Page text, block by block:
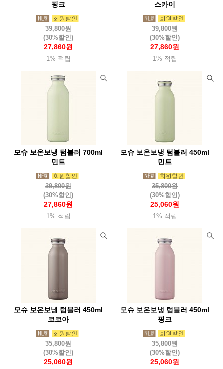
핑크
39,800원
(30%할인)
27,860원
1% 적립
스카이
39,800원
(30%할인)
27,860원
1% 적립
모슈 보온보냉 텀블러 700ml
민트
39,800원
(30%할인)
27,860원
1% 적립
모슈 보온보냉 텀블러 450ml
민트
35,800원
(30%할인)
25,060원
1% 적립
모슈 보온보냉 텀블러 450ml
코코아
35,800원
(30%할인)
25,060원
모슈 보온보냉 텀블러 450ml
핑크
35,800원
(30%할인)
25,060원